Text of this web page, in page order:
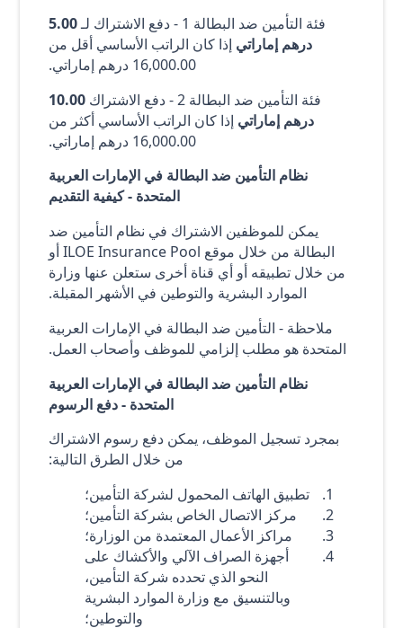
فئة التأمين ضد البطالة 1 - دفع الاشتراك لـ
5.00
درهم إماراتي إذا كان الراتب الأساسي أقل من
16,000.00 درهم إماراتي.
فئة التأمين ضد البطالة 2 - دفع الاشتراك
10.00
درهم إماراتي إذا كان الراتب الأساسي أكثر من
16,000.00 درهم إماراتي.
نظام التأمين ضد البطالة في الإمارات العربية
المتحدة - كيفية التقديم
يمكن للموظفين الاشتراك في نظام التأمين ضد
البطالة من خلال موقع ILOE Insurance Pool أو
من خلال تطبيقه أو أي قناة أخرى ستعلن عنها وزارة
الموارد البشرية والتوطين في الأشهر المقبلة.
ملاحظة - التأمين ضد البطالة في الإمارات العربية
المتحدة هو مطلب إلزامي للموظف وأصحاب العمل.
نظام التأمين ضد البطالة في الإمارات العربية
المتحدة - دفع الرسوم
بمجرد تسجيل الموظف، يمكن دفع رسوم الاشتراك
من خلال الطرق التالية:
تطبيق الهاتف المحمول لشركة التأمين؛
مركز الاتصال الخاص بشركة التأمين؛
مراكز الأعمال المعتمدة من الوزارة؛
أجهزة الصراف الآلي والأكشاك على
النحو الذي تحدده شركة التأمين،
وبالتنسيق مع وزارة الموارد البشرية
والتوطين؛